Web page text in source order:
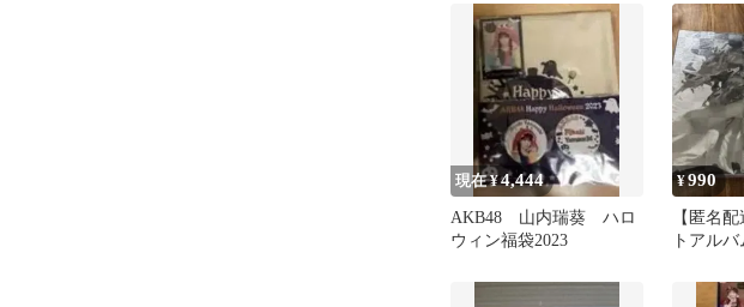
現在 ¥4,444
AKB48 山内瑞葵 ハロ
ウィン福袋2023
¥990
【匿名
トアル